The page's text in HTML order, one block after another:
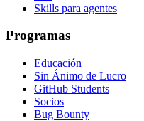
Skills para agentes
Programas
Educación
Sin Ánimo de Lucro
GitHub Students
Socios
Bug Bounty